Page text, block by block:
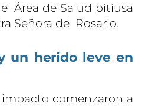
Área de Salud pitiusa
Señora del Rosario.
un herido leve en
impacto comenzaron a